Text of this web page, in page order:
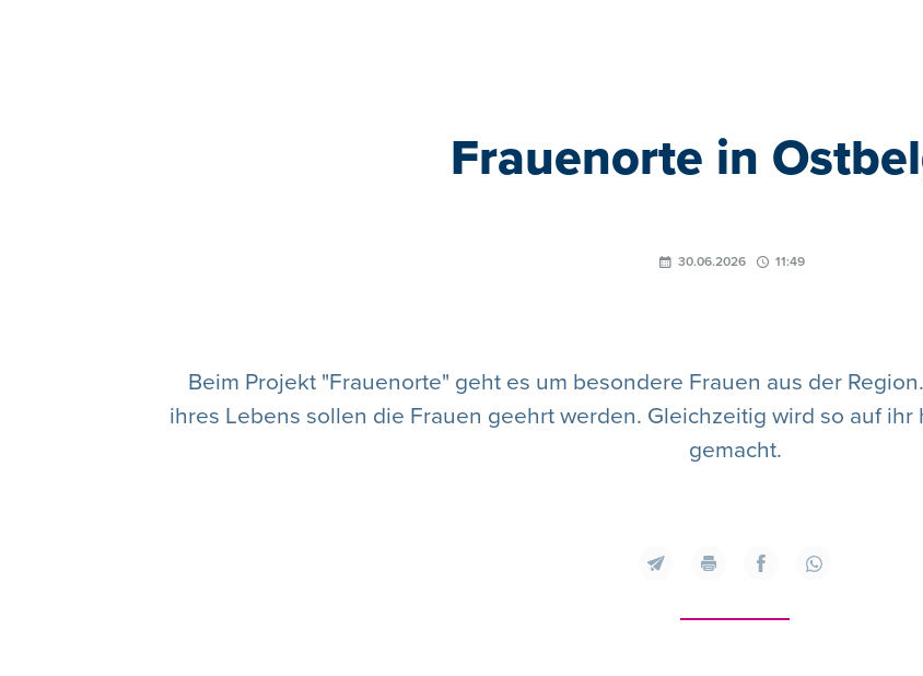
Frauenorte in
30.06.2026 11:49
Beim Projekt "Frauenorte" geht es um besondere Frauen aus der
ihres Lebens sollen die Frauen geehrt werden. Gleichzeitig wird so auf
gemacht.